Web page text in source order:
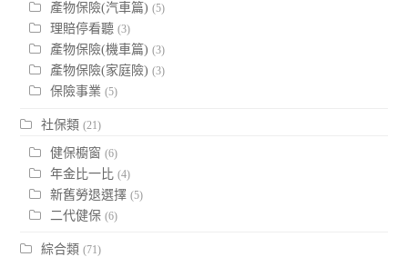
產物保險(汽車篇) (5)
理賠停看聽 (3)
產物保險(機車篇) (3)
產物保險(家庭險) (3)
保險事業 (5)
社保類 (21)
健保櫥窗 (6)
年金比一比 (4)
新舊勞退選擇 (5)
二代健保 (6)
綜合類 (71)